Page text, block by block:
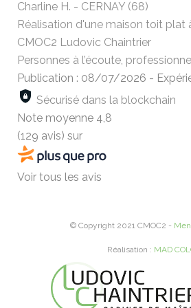
Charline H. - CERNAY (68)
Réalisation d'une maison toit plat
CMOC2 Ludovic Chaintrier
Personnes à l’écoute,
Publication : 08/07/2026 -
Sécurisé dans la blockchain
Note moyenne 4,8
(129 avis) sur
Voir tous les avis
© Copyright 2021 CMOC2 -
Réalisation : MAD